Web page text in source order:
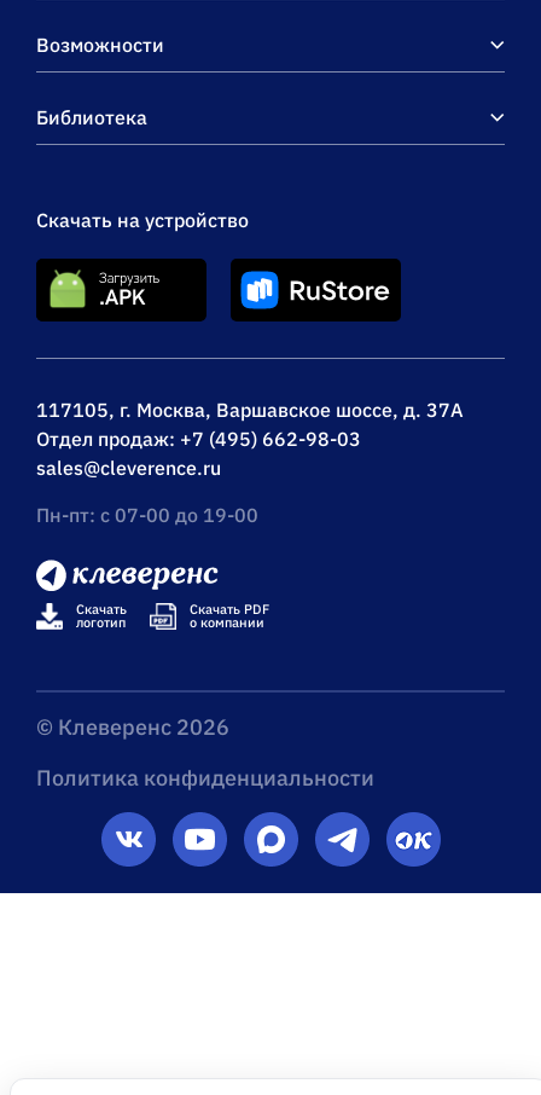
117105, г. Москва, Варшавское шоссе, д. 37А
Отдел продаж: +7 (495) 662-98-03
sales@cleverence.ru
Пн-пт: с 07-00 до 19-00
Скачать на устройство
Скачать
логотип
Скачать PDF
о компании
Возможности
Библиотека
© Клеверенс 2026
Политика конфиденциальности